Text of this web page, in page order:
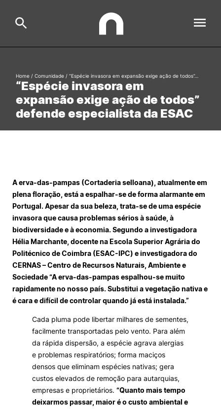
Estudar
International Relations
Ofertas de Emprego e Informações Úteis
Loja da Agrária
Mudança de Par Instituição/Curso
©2026 Instituto Politécnico de Coimbra. Todos os direitos reservados.
Search
Formative Offer General
“Espécie invasora em
expansão exige ação de todos”
defende especialista da ESAC
Home / Comunidade / “Espécie invasora em expansão exige ação de todos”…
A erva-das-pampas (Cortaderia selloana), atualmente em
plena floração, está a espalhar-se de forma alarmante em
Portugal. Apesar da sua beleza, trata-se de uma espécie
invasora que causa problemas sérios à saúde, à
biodiversidade e à economia. Segundo a investigadora
Hélia Marchante, docente na Escola Superior Agrária do
Politécnico de Coimbra (ESAC-IPC) e investigadora do
CERNAS – Centro de Recursos Naturais, Ambiente e
Sociedade “A erva-das-pampas espalhou-se muito
rapidamente no nosso país. Substitui a vegetação nativa e
é cara e difícil de controlar quando já está instalada.”
Cada pluma pode libertar milhares de sementes,
facilmente transportadas pelo vento. Para além
da rápida dispersão, a espécie agrava alergias
e problemas respiratórios; forma maciços
densos que eliminam espécies nativas; gera
custos elevados de remoção para autarquias,
empresas e proprietários. “Quanto mais tempo
deixarmos passar, maior é o custo ambiental e